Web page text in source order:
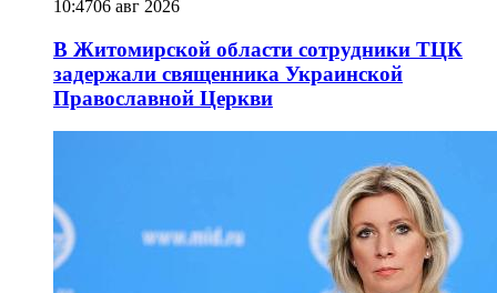
10:4706 авг 2026
В Житомирской области сотрудники ТЦК
задержали священника Украинской
Православной Церкви